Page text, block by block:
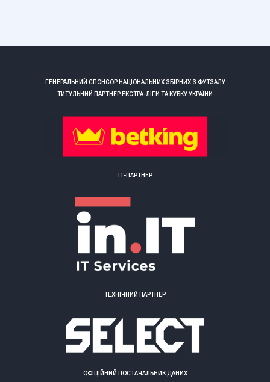
ГЕНЕРАЛЬНИЙ СПОНСОР НАЦІОНАЛЬНИХ ЗБІРНИХ З ФУТЗАЛУ
ТИТУЛЬНИЙ ПАРТНЕР ЕКСТРА-ЛІГИ ТА КУБКУ УКРАЇНИ
ІТ-ПАРТНЕР
ТЕХНІЧНИЙ ПАРТНЕР
ОФІЦІЙНИЙ ПОСТАЧАЛЬНИК ДАНИХ